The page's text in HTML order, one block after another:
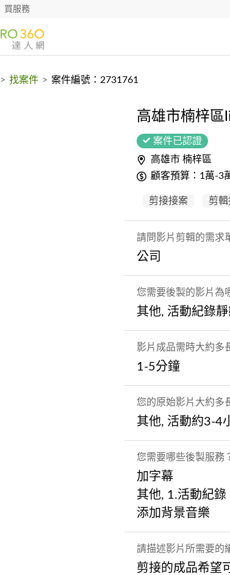
買服務
> 找案件 > 案件編號：2731761
高雄市楠梓區
案件已認證
高雄市 楠梓區
顧客預算：1萬-3
剪接接案 剪
請問影片剪輯的需求
公司
您需要後製的影片為
其他, 活動紀錄
影片成品需時大約多
1-5分鐘
您的原始影片大約多
其他, 活動約3-4
您需要哪些後製服務
加字幕
其他, 1.活動紀
添加背景音樂
請描述影片所需要的
剪接的成品希望